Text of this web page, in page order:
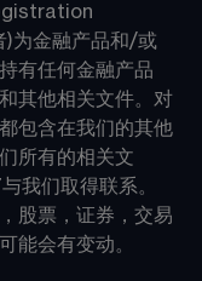
)为金融产品和/或
有任何金融产品
其他相关文件。对
包含在我们的其他
所有的相关文
我们取得联系。
股票，证券，交易
能会有变动。